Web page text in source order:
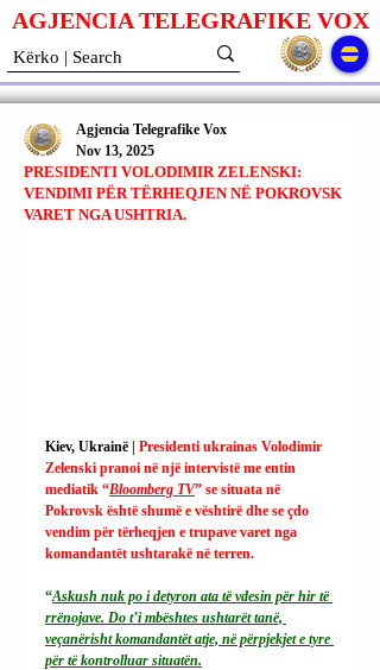
AGJENCIA TELEGRAFIKE VOX
PRESIDENTI VOLODIMIR ZELENSKI:
VENDIMI PËR TËRHEQJEN NË POKROVSK
VARET NGA USHTRIA.
Agjencia Telegrafike Vox
Nov 13, 2025
Kiev, Ukrainë | Presidenti ukrainas Volodimir
Zelenski pranoi në një intervistë me entin
mediatik “Bloomberg TV” se situata në
Pokrovsk është shumë e vështirë dhe se çdo
vendim për tërheqjen e trupave varet nga
komandantët ushtarakë në terren.
“Askush nuk po i detyron ata të vdesin për hir të
rrënojave. Do t’i mbështes ushtarët tanë,
veçanërisht komandantët atje, në përpjekjet e tyre
për të kontrolluar situatën.